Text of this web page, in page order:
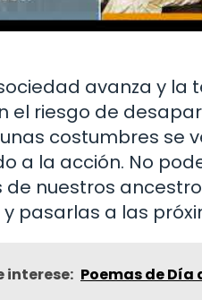
avanza y
el riesgo de
costumbres se
a la acción. No
de nuestros
pasarlas a las
interese: Poemas de Día